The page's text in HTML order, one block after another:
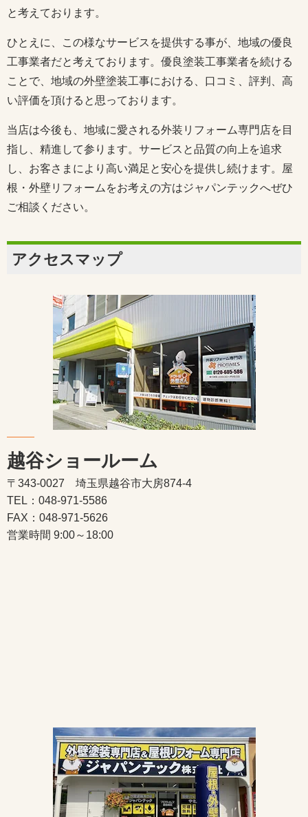
と考えております。
ひとえに、この様なサービスを提供する事が、地域の優良
工事業者だと考えております。優良塗装工事業者を続ける
ことで、地域の外壁塗装工事における、口コミ、評判、高
い評価を頂けると思っております。
当店は今後も、地域に愛される外装リフォーム専門店を目
指し、精進して参ります。サービスと品質の向上を追求
し、お客さまにより高い満足と安心を提供し続けます。屋
根・外壁リフォームをお考えの方はジャパンテックへぜひ
ご相談ください。
アクセスマップ
越谷ショールーム
〒343-0027 埼玉県越谷市大房874-4
TEL：048-971-5586
FAX：048-971-5626
営業時間 9:00～18:00